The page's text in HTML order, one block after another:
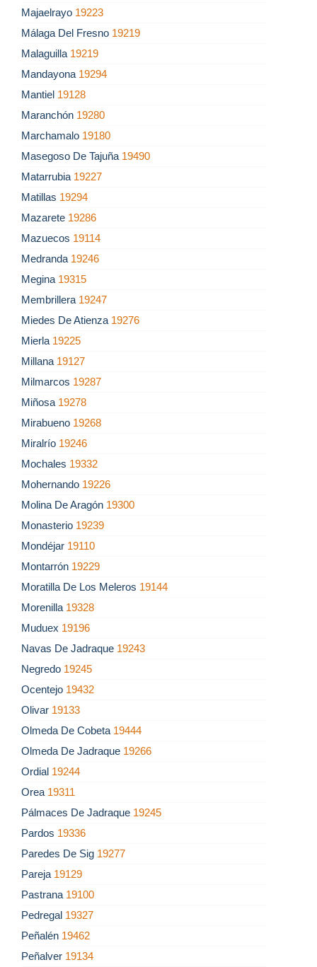
Majaelrayo 19223
Málaga Del Fresno 19219
Malaguilla 19219
Mandayona 19294
Mantiel 19128
Maranchón 19280
Marchamalo 19180
Masegoso De Tajuña 19490
Matarrubia 19227
Matillas 19294
Mazarete 19286
Mazuecos 19114
Medranda 19246
Megina 19315
Membrillera 19247
Miedes De Atienza 19276
Mierla 19225
Millana 19127
Milmarcos 19287
Miñosa 19278
Mirabueno 19268
Miralrío 19246
Mochales 19332
Mohernando 19226
Molina De Aragón 19300
Monasterio 19239
Mondéjar 19110
Montarrón 19229
Moratilla De Los Meleros 19144
Morenilla 19328
Muduex 19196
Navas De Jadraque 19243
Negredo 19245
Ocentejo 19432
Olivar 19133
Olmeda De Cobeta 19444
Olmeda De Jadraque 19266
Ordial 19244
Orea 19311
Pálmaces De Jadraque 19245
Pardos 19336
Paredes De Sig 19277
Pareja 19129
Pastrana 19100
Pedregal 19327
Peñalén 19462
Peñalver 19134